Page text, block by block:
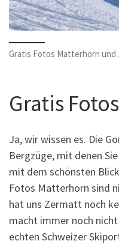
Gratis Fotos Matterhorn und
Gratis
Ja, wir wissen es. Die
Bergzüge, mit denen
mit dem schönsten
Fotos Matterhorn sind
hat uns Zermatt noch
macht immer noch
echten Schweizer